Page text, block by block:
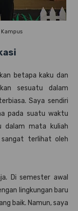
betapa kaku dan
sesuatu dalam
Saya sendiri
pada suatu waktu
dalam mata kuliah
sangat terlihat oleh
Di semester awal
lingkungan baru
baik. Namun, saya